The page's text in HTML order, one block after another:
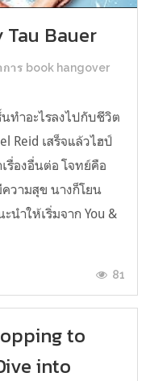
Tau Bauer
าร book hangover
ทำอะไรลงไปกับชีวิต
Reid เสร็จแล้วไฮป์
รื่องอื่นต่อ โจทย์คือ
ความสุข นางก็โยน
นำให้เริ่มจาก You &
81
to
into